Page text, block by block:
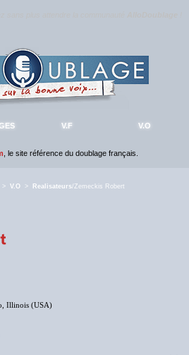
V.F V.O
, le site référence du doublage français.
> V.O > Realisateurs/Zemeckis Robert
Illinois (USA)